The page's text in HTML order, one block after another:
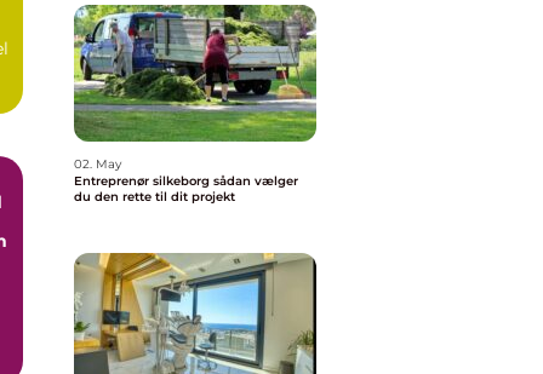
02. May
Entreprenør silkeborg sådan vælger
du den rette til dit projekt